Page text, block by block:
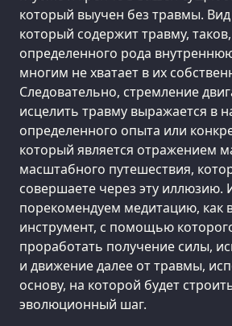
который выучен без травмы.
который содержит травму,
определенного рода
многим не хватает в их
Следовательно, стремление
исцелить травму выражается в
определенного опыта или
который является отражением
масштабного путешествия,
совершаете через эту иллюзию.
порекомендуем медитацию, как
инструмент, с помощью
проработать получение силы,
и движение далее от травмы,
основу, на которой будет
эволюционный шаг.